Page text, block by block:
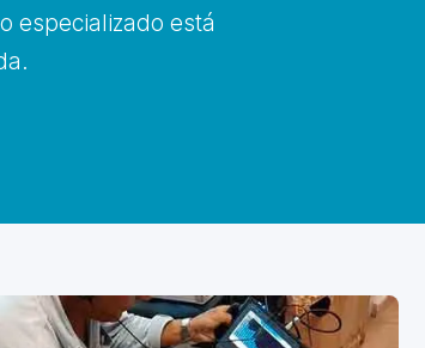
especializado está